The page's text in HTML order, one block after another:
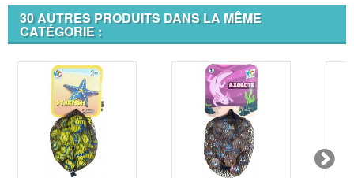
30 AUTRES PRODUITS DANS LA MÊME
CATÉGORIE :